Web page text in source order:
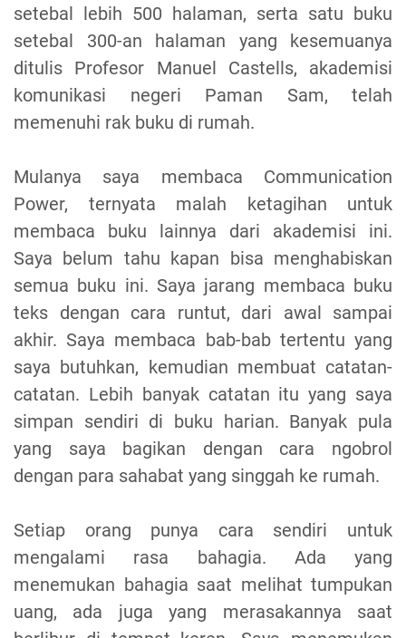
setebal lebih 500 halaman, serta satu buku
setebal 300-an halaman yang kesemuanya
ditulis Profesor Manuel Castells, akademisi
komunikasi negeri Paman Sam, telah
memenuhi rak buku di rumah.
Mulanya saya membaca Communication
Power, ternyata malah ketagihan untuk
membaca buku lainnya dari akademisi ini.
Saya belum tahu kapan bisa menghabiskan
semua buku ini. Saya jarang membaca buku
teks dengan cara runtut, dari awal sampai
akhir. Saya membaca bab-bab tertentu yang
saya butuhkan, kemudian membuat catatan-
catatan. Lebih banyak catatan itu yang saya
simpan sendiri di buku harian. Banyak pula
yang saya bagikan dengan cara ngobrol
dengan para sahabat yang singgah ke rumah.
Setiap orang punya cara sendiri untuk
mengalami rasa bahagia. Ada yang
menemukan bahagia saat melihat tumpukan
uang, ada juga yang merasakannya saat